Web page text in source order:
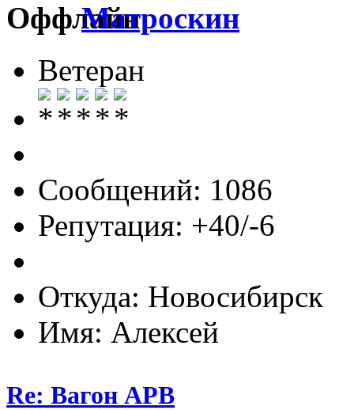
Матроскин
Ветеран
Сообщений: 1086
Репутация: +40/-6
Откуда: Новосибирск
Имя: Алексей
Re: Вагон АРВ